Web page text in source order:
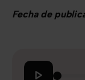
Fecha de